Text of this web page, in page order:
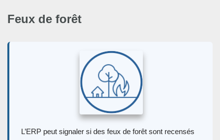
Feux de forêt
L’ERP peut signaler si des feux de forêt sont recensés